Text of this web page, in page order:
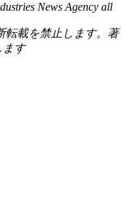
News Agency all
転載を禁止します。著
ます